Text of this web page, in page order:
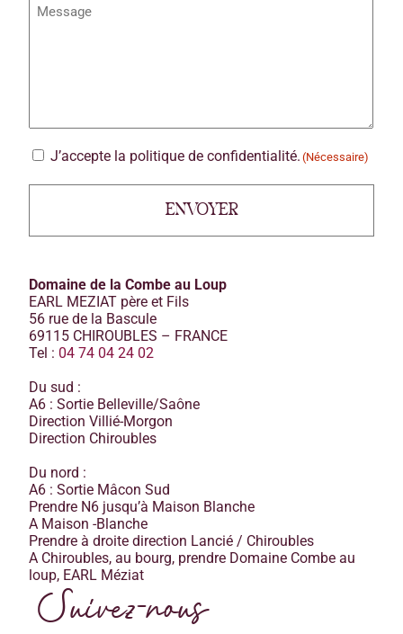
(Nécessaire)
RGPDJ’accepte la politique de confidentialité. (Nécessaire)
Domaine de la Combe au Loup
EARL MEZIAT père et Fils
56 rue de la Bascule
69115 CHIROUBLES – FRANCE
Tel : 04 74 04 24 02
Du sud :
A6 : Sortie Belleville/Saône
Direction Villié-Morgon
Direction Chiroubles
Du nord :
A6 : Sortie Mâcon Sud
Prendre N6 jusqu’à Maison Blanche
A Maison -Blanche
Prendre à droite direction Lancié / Chiroubles
A Chiroubles, au bourg, prendre Domaine Combe au
loup, EARL Méziat
Suivez-nous